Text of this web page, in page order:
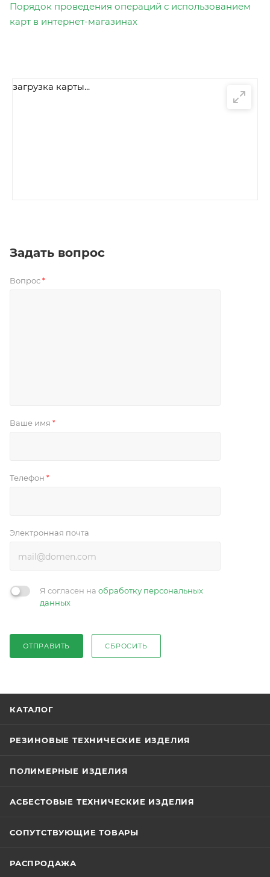
Порядок проведения операций с использованием
карт в интернет-магазинах
загрузка карты...
Задать вопрос
Вопрос *
Ваше имя *
Телефон *
Электронная почта
Я согласен на обработку персональных
данных
ОТПРАВИТЬ СБРОСИТЬ
КАТАЛОГ
РЕЗИНОВЫЕ ТЕХНИЧЕСКИЕ ИЗДЕЛИЯ
ПОЛИМЕРНЫЕ ИЗДЕЛИЯ
АСБЕСТОВЫЕ ТЕХНИЧЕСКИЕ ИЗДЕЛИЯ
СОПУТСТВУЮЩИЕ ТОВАРЫ
РАСПРОДАЖА